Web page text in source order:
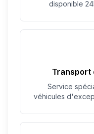
disponible
Transport
Service
véhicules